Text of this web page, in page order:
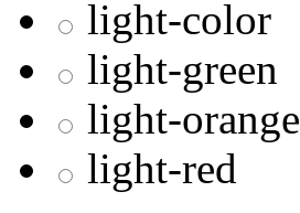
light-color
light-green
light-orange
light-red